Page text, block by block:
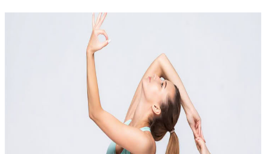
Hatha Flow e Allineamento per Donne a Marrakech
Vivi una pratica di yoga dolce e consapevole pensata per riportare
corpo e mente verso un equilibrio più profondo. Presso Kioze Yoga,
a Marrakech, questo incontro si ispira all’Hatha Yoga tradizionale...
Contatta l'organizzatore per le date disponibili